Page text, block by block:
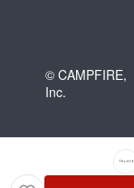
© CAMPFIRE,
Inc.